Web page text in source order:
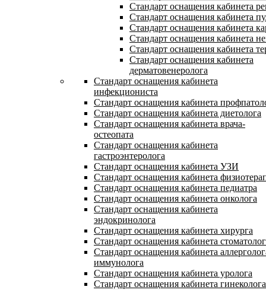
Стандарт оснащения кабинета
Стандарт оснащения кабинета
Стандарт оснащения кабинета
Стандарт оснащения кабинета
Стандарт оснащения кабинета
Стандарт оснащения кабинета
дерматовенеролога
Стандарт оснащения кабинета
инфекциониста
Стандарт оснащения кабинета
Стандарт оснащения кабинета диетолога
Стандарт оснащения кабинета врача-
остеопата
Стандарт оснащения кабинета
гастроэнтеролога
Стандарт оснащения кабинета УЗИ
Стандарт оснащения кабинета
Стандарт оснащения кабинета педиатра
Стандарт оснащения кабинета онколога
Стандарт оснащения кабинета
эндокринолога
Стандарт оснащения кабинета хирурга
Стандарт оснащения кабинета
Стандарт оснащения кабинета
иммунолога
Стандарт оснащения кабинета уролога
Стандарт оснащения кабинета гинеколога